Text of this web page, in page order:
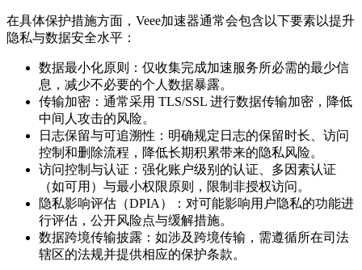
在具体保护措施方面，Veee加速器通常会包含以下要素以提升
隐私与数据安全水平：
数据最小化原则：仅收集完成加速服务所必需的最少信
息，减少不必要的个人数据暴露。
传输加密：通常采用 TLS/SSL 进行数据传输加密，降低
中间人攻击的风险。
日志保留与可追溯性：明确规定日志的保留时长、访问
控制和删除流程，降低长期积累带来的隐私风险。
访问控制与认证：强化账户级别的认证、多因素认证
（如可用）与最小权限原则，限制非授权访问。
隐私影响评估（DPIA）：对可能影响用户隐私的功能进
行评估，公开风险点与缓解措施。
数据跨境传输披露：如涉及跨境传输，需遵循所在司法
辖区的法规并提供相应的保护条款。